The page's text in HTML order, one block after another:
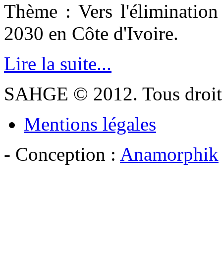
Thème : Vers
2030 en Côte d'Ivoire.
Lire la suite...
SAHGE © 2012. Tous
Mentions légales
- Conception : Anamorphik